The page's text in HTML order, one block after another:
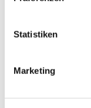
Statistiken
Marketing